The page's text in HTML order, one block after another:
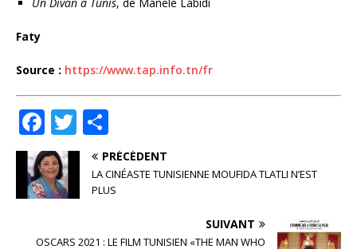
Faty
Source : https://www.tap.info.tn/fr
F
a
c
e
T
w
it
te
ar
ta
g
PRÉCÉDENT
LA CINÉASTE TUNISIENNE MOUFIDA TLATLI N’EST
PLUS
SUIVANT
OSCARS 2021 : LE FILM TUNISIEN «THE MAN WHO